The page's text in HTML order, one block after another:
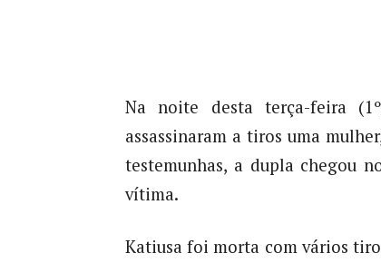
Na noite desta terça-feira
assassinaram a tiros uma
testemunhas, a dupla chegou
vítima.
Katiusa foi morta com vários